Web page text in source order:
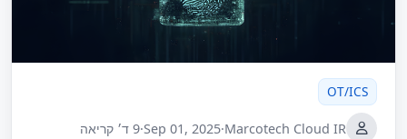
OT/ICS
Marcotech Cloud IR
·
Sep 01, 2025
·9 ד׳ קריאה